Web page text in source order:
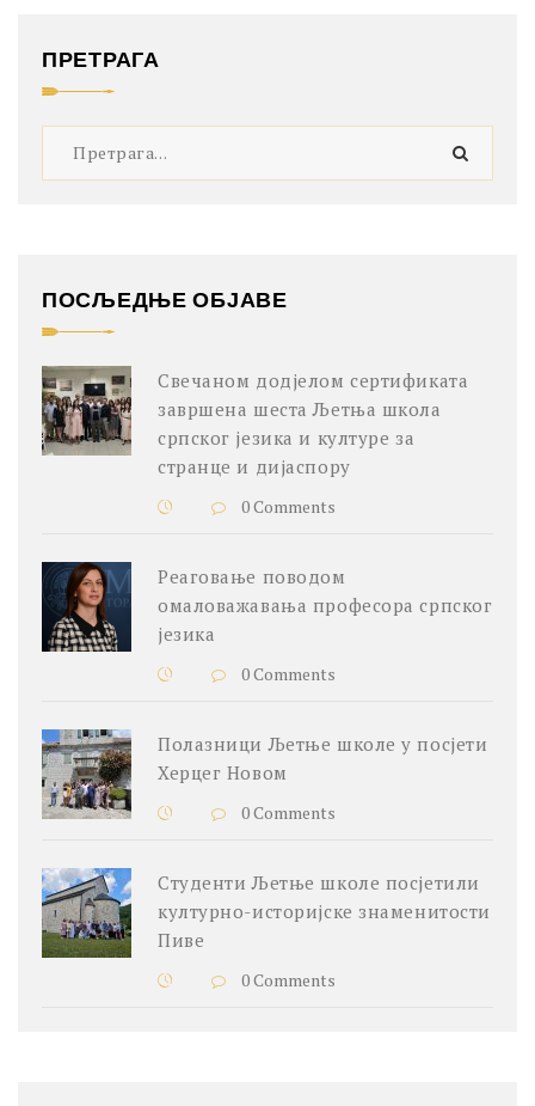
ПРЕТРАГА
ПОСЉЕДЊЕ ОБЈАВЕ
Свечаном додјелом сертификата
завршена шеста Љетња школа
српског језика и културе за
странце и дијаспору
0 Comments
Реаговање поводом
омаловажавања професора српског
језика
0 Comments
Полазници Љетње школе у посјети
Херцег Новом
0 Comments
Студенти Љетње школе посјетили
културно-историјске знаменитости
Пиве
0 Comments